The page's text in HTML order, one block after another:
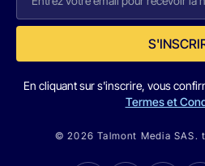
En cliquant sur s'inscrire, vous
Termes et
© 2026 Talmont Media SAS.